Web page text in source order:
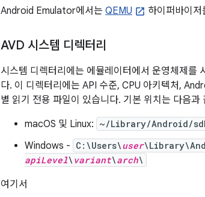
Android Emulator에서는 QEMU 하이퍼바이
AVD 시스템 디렉터리
시스템 디렉터리에는 에뮬레이터에서 운영체제를
다. 이 디렉터리에는 API 수준, CPU 아키텍처,
별 읽기 전용 파일이 있습니다. 기본 위치는 다음과
macOS 및 Linux: ~/Library/Android/
Windows - C:\Users\user
apiLevel\ variant\arch\
여기서